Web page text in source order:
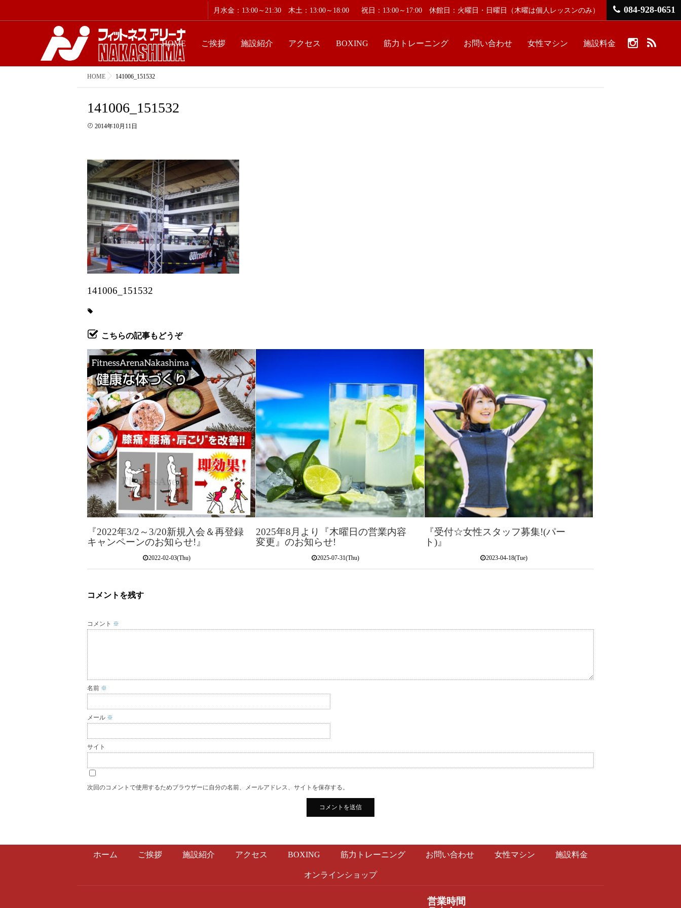
月水金：13:00～21:30 木土：13:00～18:00 祝日：13:00～17:00 休館日：火曜日・日曜日 （木曜は個人レッスンのみ） 084-928-0651
HOME ご挨拶 施設紹介 アクセス BOXING 筋力トレーニング お問い合わせ 女性マシン 施設料金
HOME 141006_151532
141006_151532
2014年10月11日
141006_151532
こちらの記事もどうぞ
『2022年3/2～3/20新規入会＆再登録
キャンペーンのお知らせ!』
2022-02-03(Thu)
2025年8月より『木曜日の営業内容
変更』のお知らせ!
2025-07-31(Thu)
『受付☆女性スタッフ募集!(パー
ト)』
2023-04-18(Tue)
コメントを残す
コメント ※
名前 ※
メール ※
サイト
次回のコメントで使用するためブラウザーに自分の名前、メールアドレス、サイトを保存する。
ホーム ご挨拶 施設紹介 アクセス BOXING 筋力トレーニング お問い合わせ 女性マシン 施設料金
オンラインショップ
営業時間